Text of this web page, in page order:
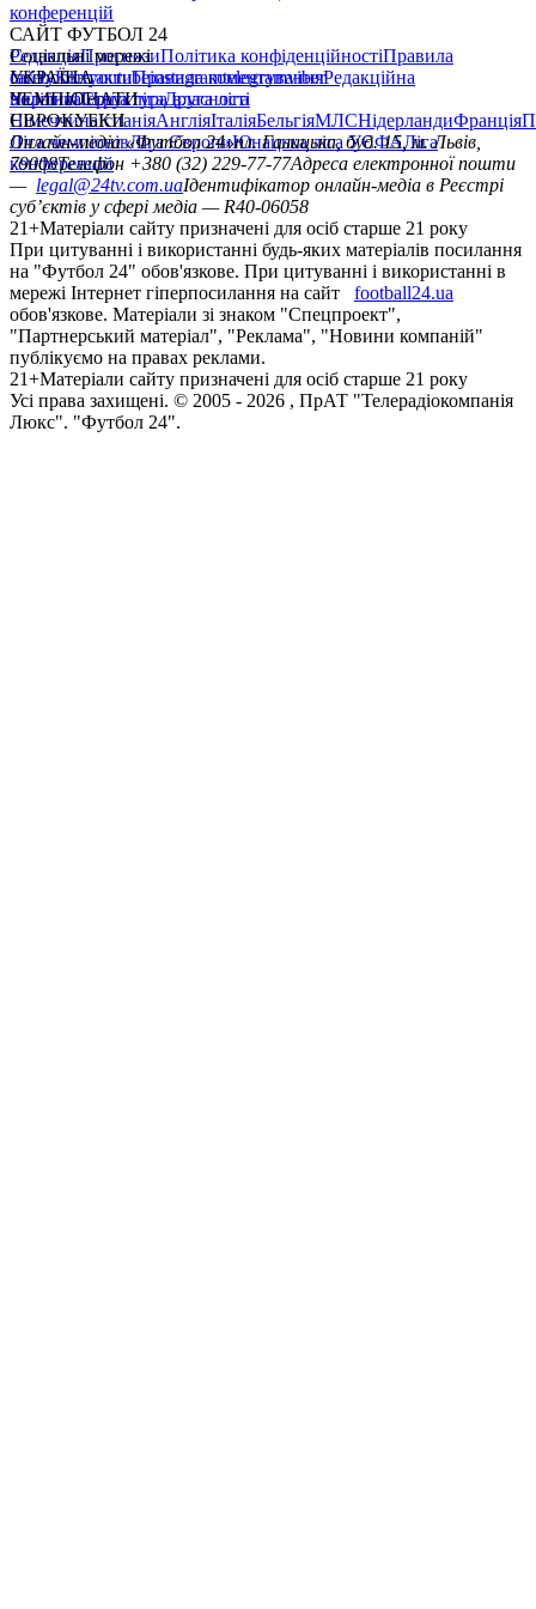
конференцій
САЙТ ФУТБОЛ 24
РедакціяПрогнозиПолітика конфіденційностіПравила
сайтуКонтактиПравила коментуванняРедакційна
політикаСтруктура власності
Соціальні мережі
facebookxyoutubeinstagramtelegramviber
УКРАЇНА
УкраїнаПерша лігаДруга ліга
ЧЕМПІОНАТИ
НімеччинаІспаніяАнгліяІталіяБельгіяМЛСНідерландиФранція
ЄВРОКУБКИ
Ліга чемпіонівЛіга ЄвропиЮнацька ліга УЄФАЛіга
конференцій
Онлайн-медіа «Футбол 24»пл. Галицька, буд. 15, м. Львів,
79008Телефон +380 (32) 229-77-77Адреса електронної пошти
— legal@24tv.com.uaІдентифікатор онлайн-медіа в Реєстрі
суб’єктів у сфері медіа — R40-06058
21+Матеріали сайту призначені для осіб старше 21 року
При цитуванні і використанні будь-яких матеріалів посилання
на "Футбол 24" обов'язкове. При цитуванні і використанні в
мережі Інтернет гіперпосилання на сайт
football24.ua
обов'язкове. Матеріали зі знаком "Спецпроект",
"Партнерський матеріал", "Реклама", "Новини компаній"
публікуємо на правах реклами.
21+Матеріали сайту призначені для осіб старше 21 року
Усi права захищенi. © 2005 - 2026 , ПрАТ "Телерадіокомпанія
Люкс". "Футбол 24".